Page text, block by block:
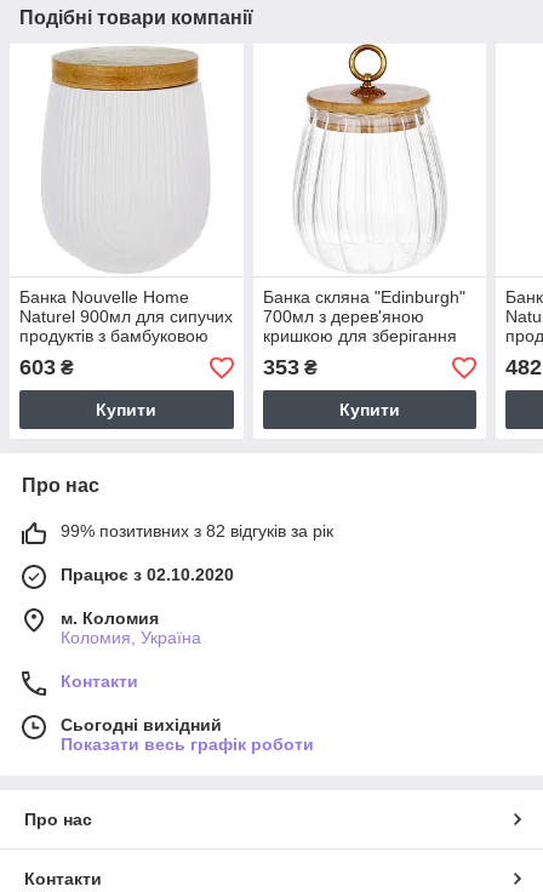
Подібні товари компанії
Банка Nouvelle Home
Naturel 900мл для сипучих
продуктів з бамбуковою
кришкою
603 ₴
Купити
Банка скляна "Edinburgh"
700мл з дерев'яною
кришкою для зберігання
продуктів
353₴
Купити
482
Про нас
99% позитивних з 82 відгуків за рік
Працює з 02.10.2020
м. Коломия
Коломия, Україна
Контакти
Сьогодні вихідний
Показати весь графік роботи
Про нас
Контакти